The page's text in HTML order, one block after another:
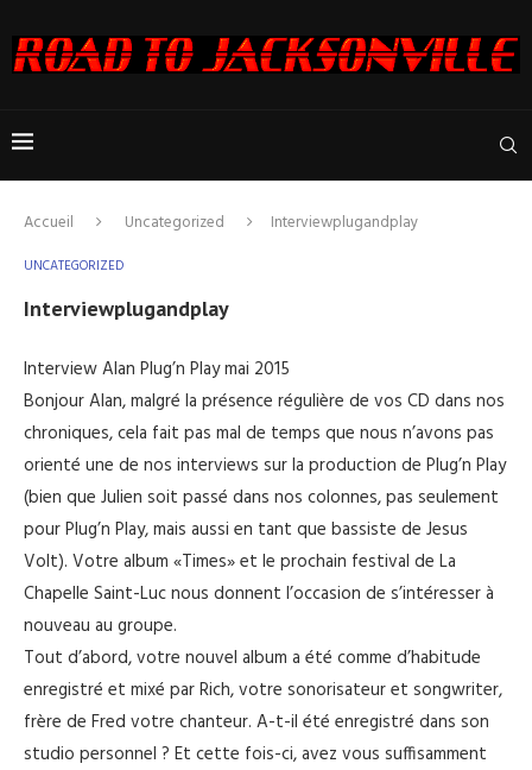
Accueil Uncategorized Interviewplugandplay
UNCATEGORIZED
Interviewplugandplay
Interview Alan Plug’n Play mai 2015
Bonjour Alan, malgré la présence régulière de vos CD dans nos
chroniques, cela fait pas mal de temps que nous n’avons pas
orienté une de nos interviews sur la production de Plug’n Play
(bien que Julien soit passé dans nos colonnes, pas seulement
pour Plug’n Play, mais aussi en tant que bassiste de Jesus
Volt). Votre album «Times» et le prochain festival de La
Chapelle Saint-Luc nous donnent l’occasion de s’intéresser à
nouveau au groupe.
Tout d’abord, votre nouvel album a été comme d’habitude
enregistré et mixé par Rich, votre sonorisateur et songwriter,
frère de Fred votre chanteur. A-t-il été enregistré dans son
studio personnel ? Et cette fois-ci, avez vous suffisamment